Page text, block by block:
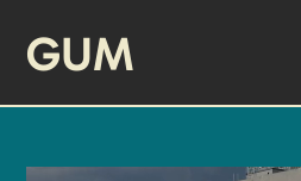
GUM